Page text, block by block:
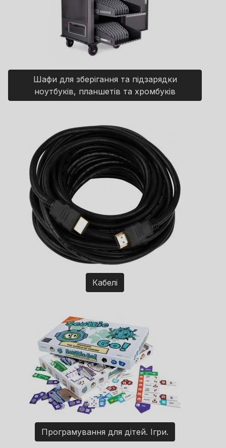
Шафи для зберігання та підзарядки
ноутбуків, планшетів та хромбуків
Кабелі
Програмування для дітей. Ігри.